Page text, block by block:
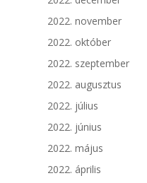
2022. november
2022. október
2022. szeptember
2022. augusztus
2022. július
2022. június
2022. május
2022. április